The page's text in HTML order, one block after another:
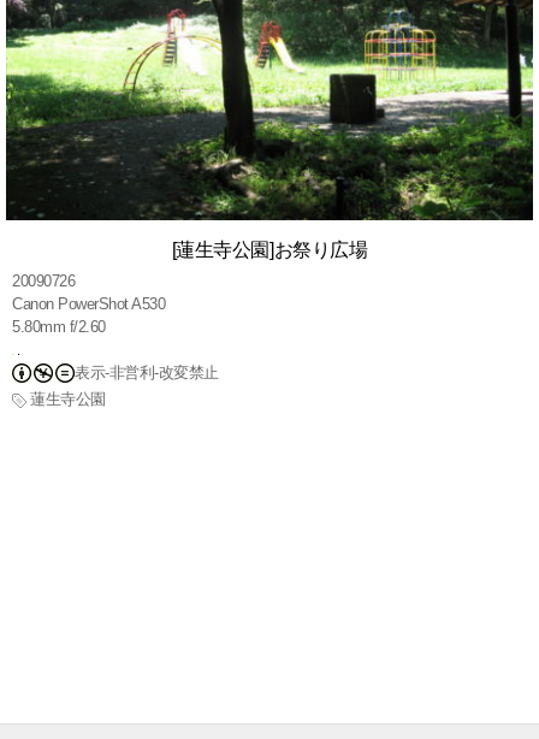
[蓮生寺公園]お祭り広場
20090726
Canon PowerShot A530
5.80mm f/2.60
表示-非営利-改変禁止
蓮生寺公園